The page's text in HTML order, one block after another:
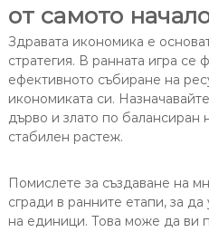
от самото
Здравата икономика е
стратегия. В ранната игра се
ефективното събиране на
икономиката си.
дърво и злато по балансиран
стабилен растеж.
Помислете за създаване на
сгради в ранните етапи, за
на единици. Това може да ви